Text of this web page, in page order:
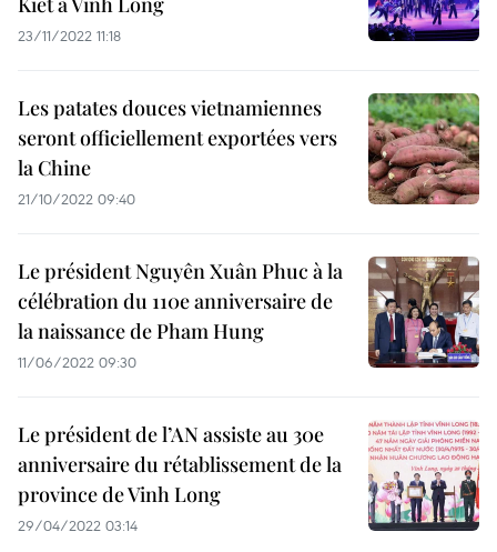
23/11/2022 11:18
Les patates douces vietnamiennes
seront officiellement exportées vers
la Chine
21/10/2022 09:40
Le président Nguyên Xuân Phuc à la
célébration du 110e anniversaire de
la naissance de Pham Hung
11/06/2022 09:30
Le président de l’AN assiste au 30e
anniversaire du rétablissement de la
province de Vinh Long
29/04/2022 03:14